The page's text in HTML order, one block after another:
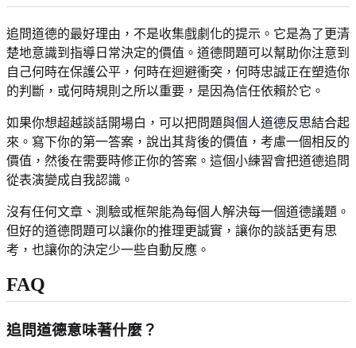
追問道德的最好理由，不是收集戲劇化的提示。它是為了更清
楚地意識到指導日常決定的價值。道德問題可以幫助你注意到
自己何時在保護公平，何時在迴避衝突，何時忠誠正在塑造你
的判斷，或何時規則之所以重要，是因為信任依賴於它。
如果你想超越談話開場白，可以把問題與個人道德反思結合起
來。寫下你的第一答案，說出其背後的價值，考慮一個相反的
價值，然後在需要時修正你的答案。這個小練習會把道德追問
從表演變成自我認識。
沒有任何文章、測驗或框架能為每個人解決每一個道德議題。
但好的道德問題可以讓你的推理更誠實，讓你的談話更有思
考，也讓你的決定少一些自動反應。
FAQ
追問道德意味著什麼？